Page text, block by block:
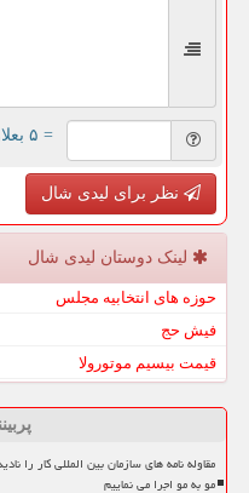
= ۵ بعلاوه ۳
نظر برای لیدی شال
لینک دوستان لیدی شال
حوزه های انتخابیه مجلس
فیش حج
قیمت بیسیم موتورولا
مقاوله نامه های سازمان بین المللی کار را
مو به مو اجرا می نماییم